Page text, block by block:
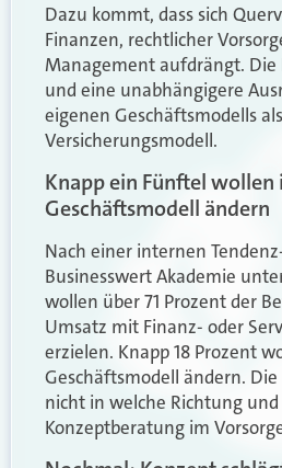
Dazu kommt, dass sich
Finanzen, rechtlicher
Management aufdrängt. Die
und eine unabhängigere
eigenen Geschäftsmodells
Versicherungsmodell.
Knapp ein Fünftel wollen
Geschäftsmodell ändern
Nach einer internen
Businesswert Akademie
wollen über 71 Prozent der
Umsatz mit Finanz- oder
erzielen. Knapp 18 Prozent
Geschäftsmodell ändern.
nicht in welche Richtung
Konzeptberatung im